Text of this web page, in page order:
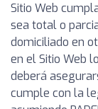
Sitio Web
sea total o
domiciliado en
en el Sitio Web
deberá
cumple con la